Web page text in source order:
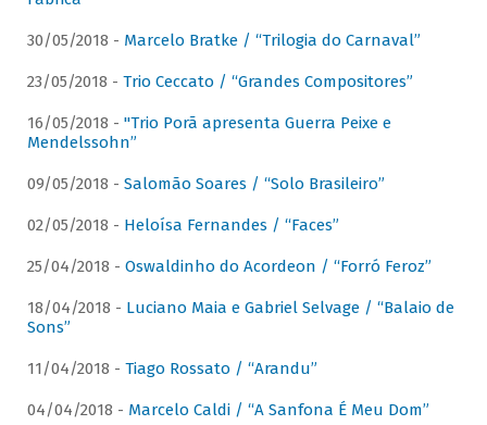
30/05/2018 - Marcelo Bratke / “Trilogia do Carnaval”
23/05/2018 - Trio Ceccato / “Grandes Compositores”
16/05/2018 - "Trio Porã apresenta Guerra Peixe e
Mendelssohn”
09/05/2018 - Salomão Soares / “Solo Brasileiro”
02/05/2018 - Heloísa Fernandes / “Faces”
25/04/2018 - Oswaldinho do Acordeon / “Forró Feroz”
18/04/2018 - Luciano Maia e Gabriel Selvage / “Balaio de
Sons”
11/04/2018 - Tiago Rossato / “Arandu”
04/04/2018 - Marcelo Caldi / “A Sanfona É Meu Dom”